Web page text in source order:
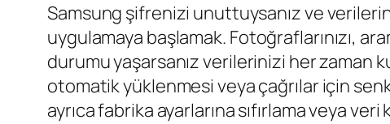
Samsung şifrenizi unuttuysanız ve
uygulamaya başlamak. Fotoğraflarınızı,
durumu yaşarsanız verilerinizi her zaman
otomatik yüklenmesi veya çağrılar için
ayrıca fabrika ayarlarına sıfırlama veya